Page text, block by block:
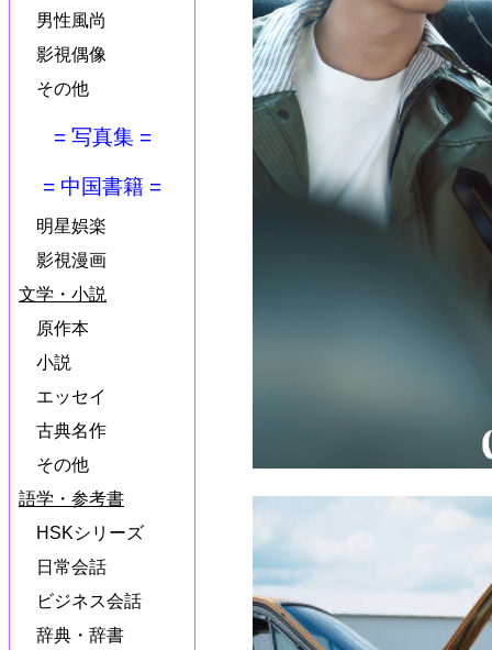
男性風尚
影視偶像
その他
= 写真集 =
= 中国書籍 =
明星娯楽
影視漫画
文学・小説
原作本
小説
エッセイ
古典名作
その他
語学・参考書
HSKシリーズ
日常会話
ビジネス会話
辞典・辞書